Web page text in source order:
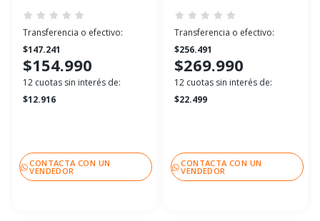
Transferencia o efectivo:
$147.241
$154.990
12 cuotas sin interés de:
$12.916
CONTACTA CON UN
VENDEDOR
Transferencia o efectivo:
$256.491
$269.990
12 cuotas sin interés de:
$22.499
CONTACTA CON UN
VENDEDOR